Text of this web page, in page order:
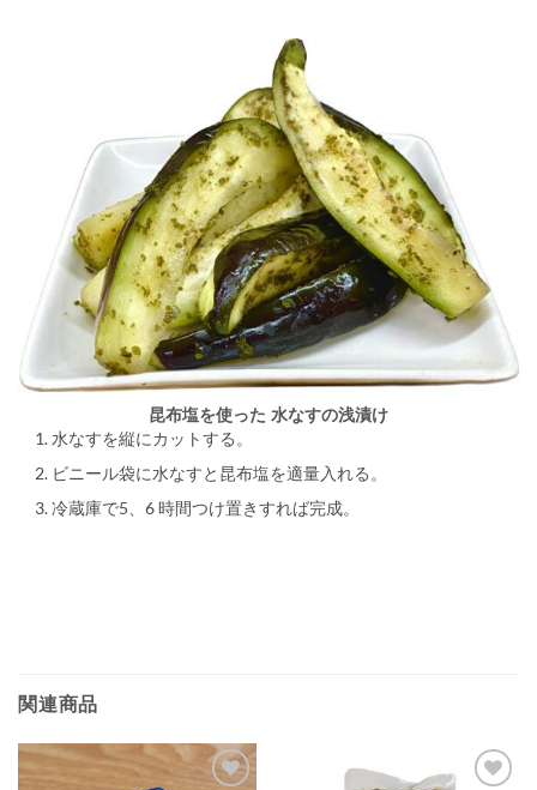
昆布塩を使った 水なすの浅漬け
水なすを縦にカットする。
ビニール袋に水なすと昆布塩を適量入れる。
冷蔵庫で5、6 時間つけ置きすれば完成。
関連商品